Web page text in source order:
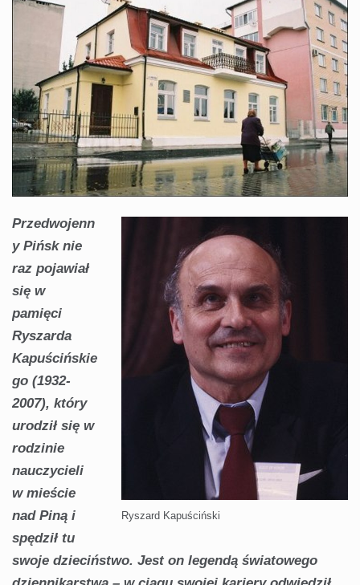
Ryszard Kapuściński
Przedwojenn
y Pińsk nie
raz pojawiał
się w
pamięci
Ryszarda
Kapuścińskie
go (1932-
2007), który
urodził się w
rodzinie
nauczycieli
w mieście
nad Piną i
spędził tu
swoje dzieciństwo. Jest on legendą światowego